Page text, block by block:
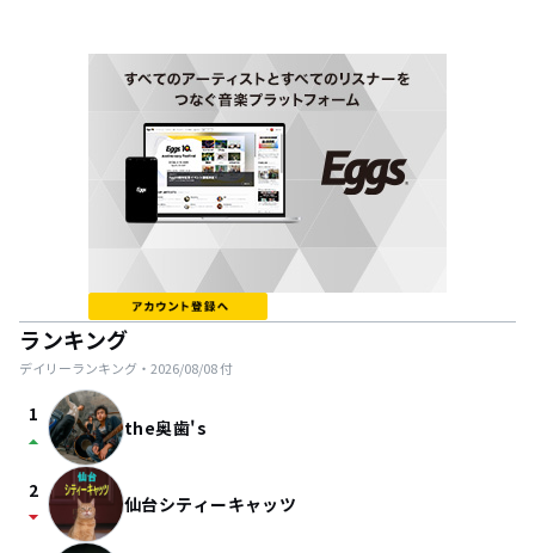
ランキング
デイリーランキング・ 2026/08/08付
1
arrow_drop_up the奥歯's
2
arrow_drop_down 仙台シティーキャッツ